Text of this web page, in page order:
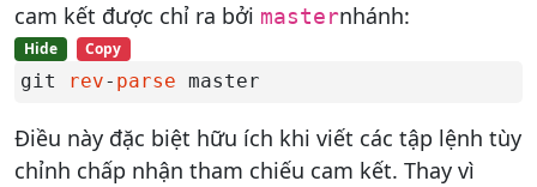
cam kết được chỉ ra bởi masternhánh:
Hide Copy
git rev- parse master
Điều này đặc biệt hữu ích khi viết các tập lệnh tùy
chỉnh chấp nhận tham chiếu cam kết. Thay vì